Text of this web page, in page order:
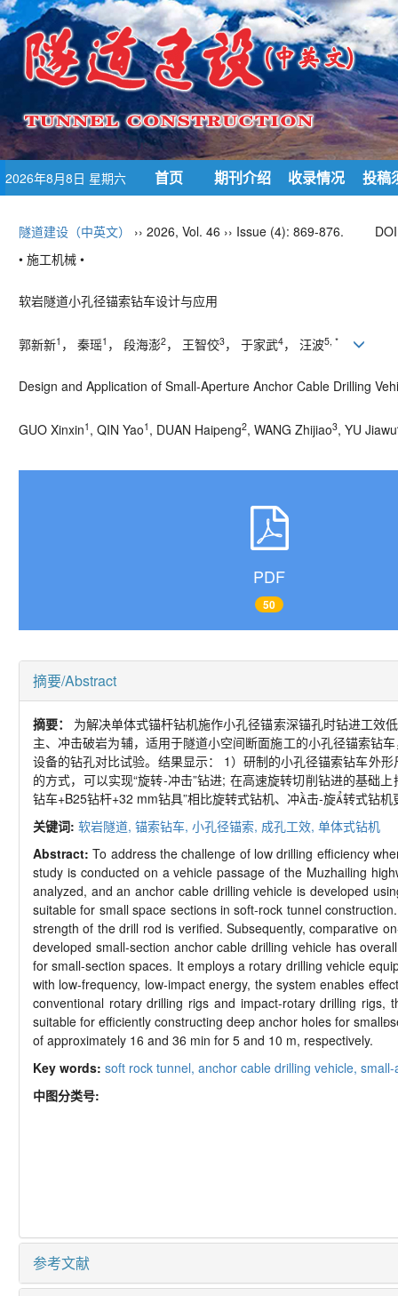
2026年8月8日 星期六 首页 期刊介绍 收录情况 投稿
隧道建设（中英文） ›› 2026, Vol. 46 ›› Issue (4): 869-876.
• 施工机械 •
软岩隧道小孔径锚索钻车设计与应用
郭新新1 ， 秦瑶1 ， 段海澎2， 王智佼3， 于家武4， 汪波5, *
Design and Application of Small-Aperture Anchor Cable Drilling
GUO Xinxin1 , QIN Yao1 , DUAN Haipeng2, WANG Zhijiao3, YU Jiawu
PDF
50
摘要/Abstract
摘要： 为解决单体式锚杆钻机施作小孔径锚索深锚孔时钻进工效
主、冲击破岩为辅，适用于隧道小空间断面施工的小孔径锚索钻
设备的钻孔对比试验。结果显示： 1）研制的小孔径锚索钻车外
的方式，可以实现“旋转-冲击”钻进; 在高速旋转切削钻进的基础
钻车+B25钻杆+32 mm钻具”相比旋转式钻机、冲击-旋转式钻
关键词: 软岩隧道, 锚索钻车, 小孔径锚索, 成孔工效, 单体式钻机
Abstract:To address the challenge of low drilling efficiency
study is conducted on a vehicle passage of the Muzhailing
analyzed, and an anchor cable drilling vehicle is developed
suitable for small space sections in soft-rock tunnel
strength of the drill rod is verified. Subsequently, comparative
developed small-section anchor cable drilling vehicle has
for small-section spaces. It employs a rotary drilling vehicle
with low-frequency, low-impact energy, the system enables
conventional rotary drilling rigs and impact-rotary drilling
suitable for efficiently constructing deep anchor holes for
of approximately 16 and 36 min for 5 and 10 m, respectively.
Key words: soft rock tunnel, anchor cable drilling vehicle,
中图分类号:
参考文献